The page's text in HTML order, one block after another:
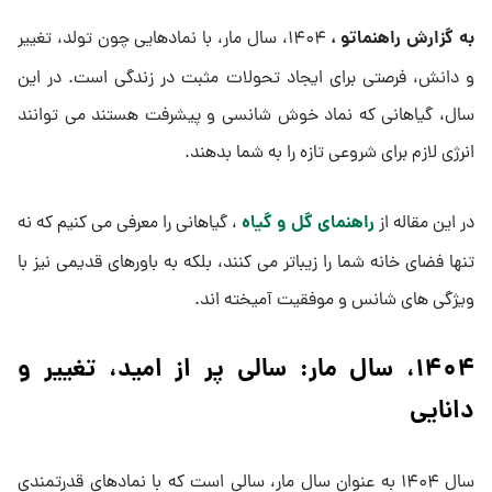
به گزارش راهنماتو ،
۱۴۰۴، سال مار، با نمادهایی چون تولد، تغییر
و دانش، فرصتی برای ایجاد تحولات مثبت در زندگی است. در این
سال، گیاهانی که نماد خوش‌ شانسی و پیشرفت هستند می‌ توانند
انرژی لازم برای شروعی تازه را به شما بدهند.
در این مقاله از راهنمای گل و گیاه ، گیاهانی را معرفی می‌ کنیم که نه
تنها فضای خانه شما را زیباتر می‌ کنند، بلکه به باورهای قدیمی نیز با
ویژگی‌ های شانس و موفقیت آمیخته‌ اند.
۱۴۰۴، سال مار: سالی پر از امید، تغییر و
دانایی
سال ۱۴۰۴ به عنوان سال مار، سالی است که با نمادهای قدرتمندی